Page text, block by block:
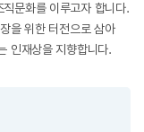
문화를 이루고자 합니다.
을 위한 터전으로 삼아
인재상을 지향합니다.